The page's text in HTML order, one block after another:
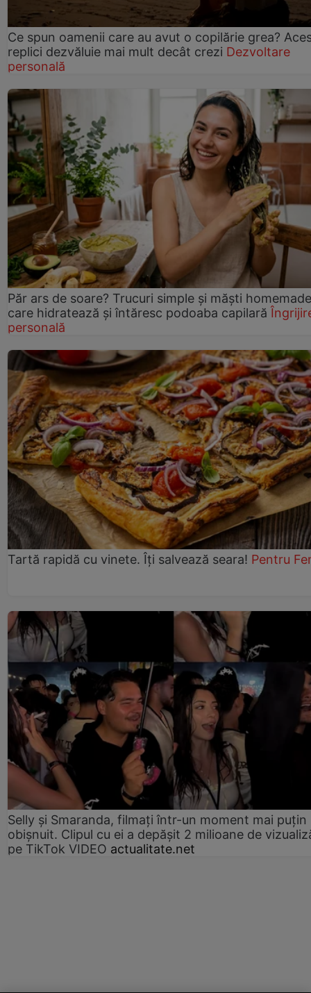
Ce spun oamenii care au avut o copilărie grea?
replici dezvăluie mai mult decât crezi Dezvoltare
personală
Păr ars de soare? Trucuri simple și măști homemade
care hidratează și întăresc podoaba capilară
personală
Tartă rapidă cu vinete. Îți salvează seara! Pentru
Selly și Smaranda, filmați într-un moment mai puțin
obișnuit. Clipul cu ei a depășit 2 milioane de
pe TikTok VIDEO actualitate.net